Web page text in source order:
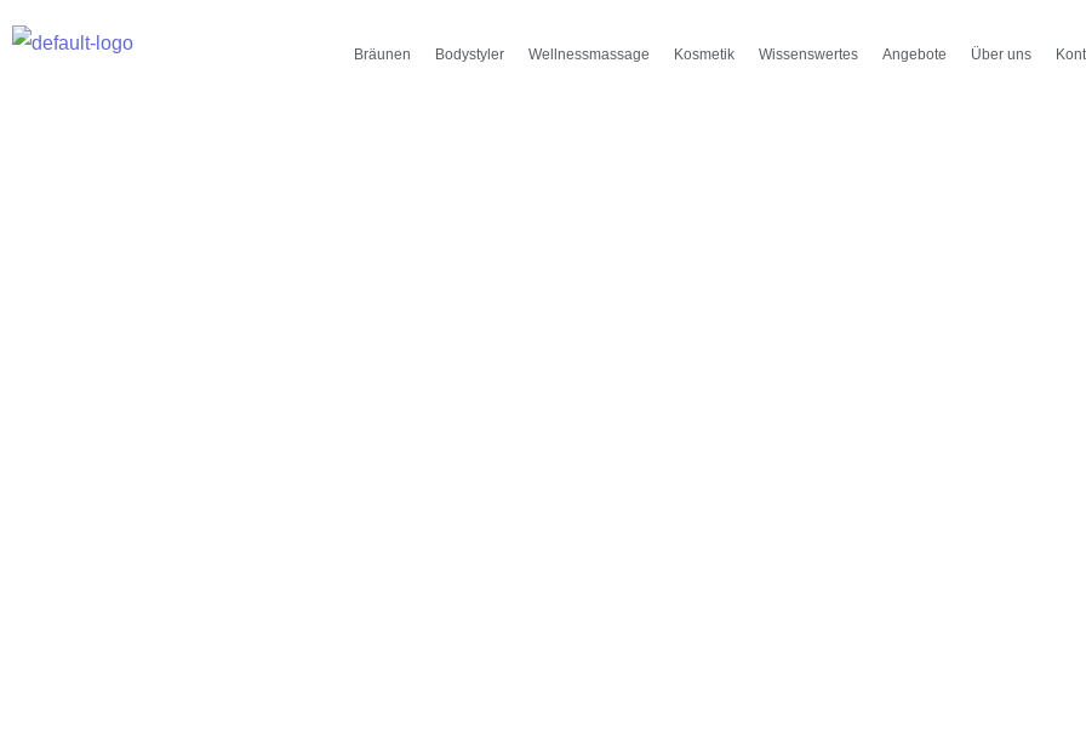
Inhalt
Bräunen Bodystyler Wellnessmassage Kosmetik Wissenswertes Angebote Über uns